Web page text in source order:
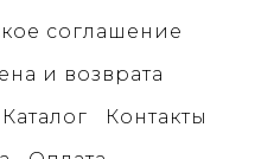
соглашение
и возврата
Каталог
Контакты